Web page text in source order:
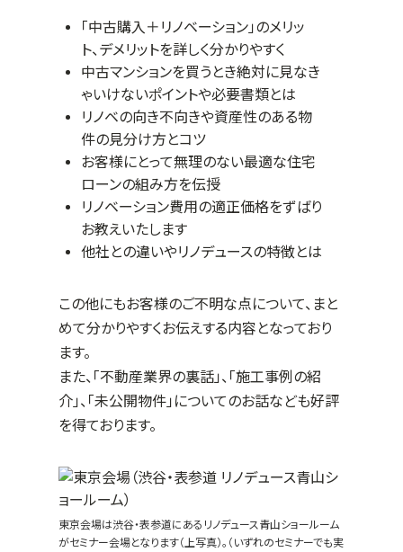
「中古購入＋リノベーション」のメリッ
ト、デメリットを詳しく分かりやすく
中古マンションを買うとき絶対に見なき
ゃいけないポイントや必要書類とは
リノベの向き不向きや資産性のある物
件の見分け方とコツ
お客様にとって無理のない最適な住宅
ローンの組み方を伝授
リノベーション費用の適正価格をずばり
お教えいたします
他社との違いやリノデュースの特徴とは
この他にもお客様のご不明な点について、まと
めて分かりやすくお伝えする内容となっており
ます。
また、「不動産業界の裏話」、「施工事例の紹
介」、「未公開物件」についてのお話なども好評
を得ております。
東京会場は渋谷・表参道にあるリノデュース青山ショールーム
がセミナー会場となります（上写真）。（いずれのセミナーでも実